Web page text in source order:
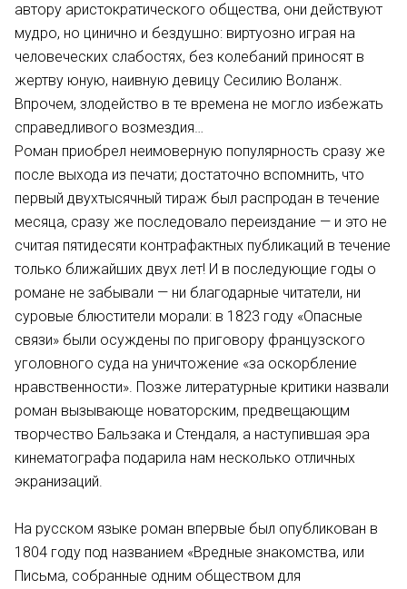
автору аристократического общества, они действуют
мудро, но цинично и бездушно: виртуозно играя на
человеческих слабостях, без колебаний приносят в
жертву юную, наивную девицу Сесилию Воланж.
Впрочем, злодейство в те времена не могло избежать
справедливого возмездия…
Роман приобрел неимоверную популярность сразу же
после выхода из печати; достаточно вспомнить, что
первый двухтысячный тираж был распродан в течение
месяца, сразу же последовало переиздание — и это не
считая пятидесяти контрафактных публикаций в течение
только ближайших двух лет! И в последующие годы о
романе не забывали — ни благодарные читатели, ни
суровые блюстители морали: в 1823 году «Опасные
связи» были осуждены по приговору французского
уголовного суда на уничтожение «за оскорбление
нравственности». Позже литературные критики назвали
роман вызывающе новаторским, предвещающим
творчество Бальзака и Стендаля, а наступившая эра
кинематографа подарила нам несколько отличных
экранизаций.
На русском языке роман впервые был опубликован в
1804 году под названием «Вредные знакомства, или
Письма, собранные одним обществом для